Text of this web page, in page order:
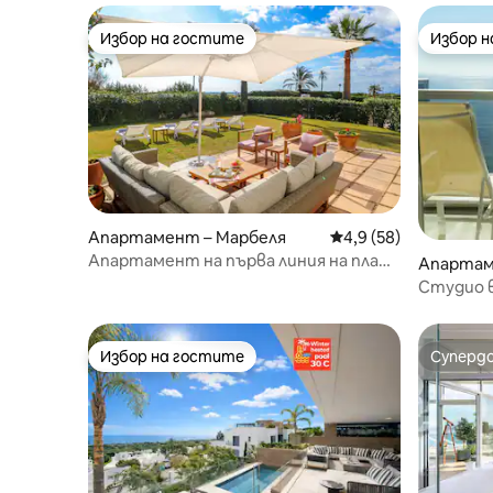
Избор на гостите
Избор на гостите
Апартамент – Марбеля Средна оценка: 4,9
4,9 (58)
Апартамент на първа линия на плажа
Избор
Избор
Студио
Избор на гостите
Избор на гостите